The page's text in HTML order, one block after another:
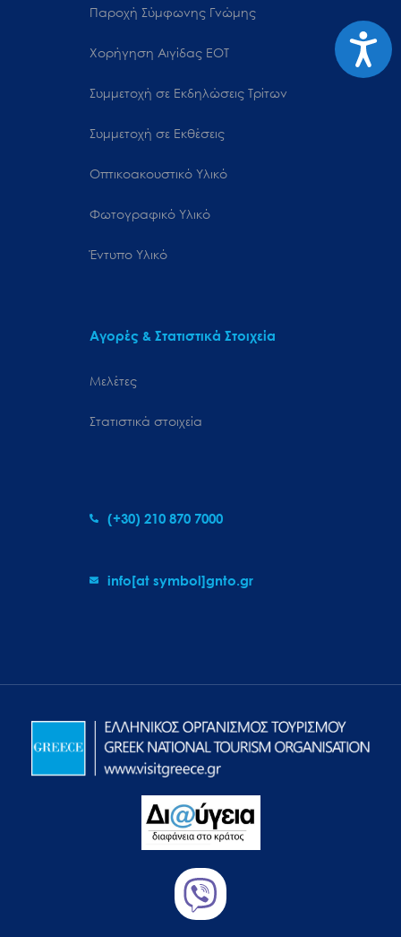
Παροχή Σύμφωνης Γνώμης
Χορήγηση Αιγίδας ΕΟΤ
Συμμετοχή σε Εκδηλώσεις Τρίτων
Συμμετοχή σε Εκθέσεις
Οπτικοακουστικό Υλικό
Φωτογραφικό Υλικό
Έντυπο Υλικό
Αγορές & Στατιστικά Στοιχεία
Μελέτες
Στατιστικά στοιχεία
(+30) 210 870 7000
info[at symbol]gnto.gr